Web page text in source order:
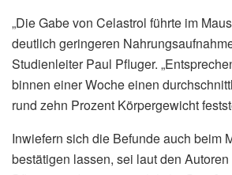
„Die Gabe von Celastrol führte im
deutlich geringeren
Studienleiter Paul Pfluger.
binnen einer Woche einen
rund zehn Prozent Körpergewicht
Inwiefern sich die Befunde auch beim
bestätigen lassen, sei laut den